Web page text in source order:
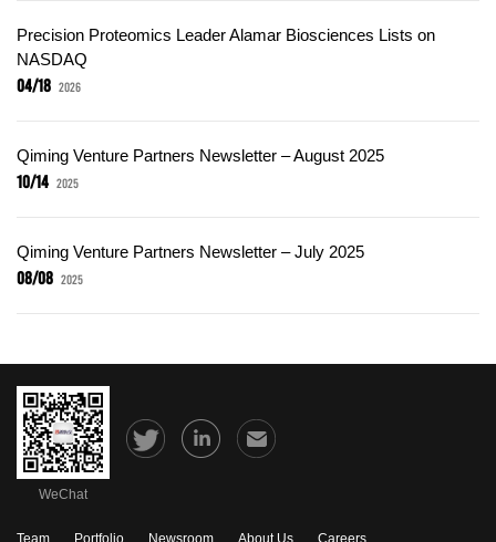
Precision Proteomics Leader Alamar Biosciences Lists on
NASDAQ
04/18 2026
Qiming Venture Partners Newsletter – August 2025
10/14 2025
Qiming Venture Partners Newsletter – July 2025
08/08 2025
WeChat
Team Portfolio Newsroom About Us Careers